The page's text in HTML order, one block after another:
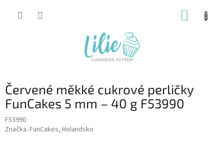
Červené měkké cukrové perličky
FunCakes 5 mm – 40 g F53990
F53990
Značka: FunCakes, Holandsko